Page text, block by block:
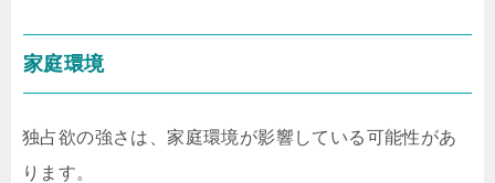
家庭環境
独占欲の強さは、家庭環境が影響している可能性があ
ります。